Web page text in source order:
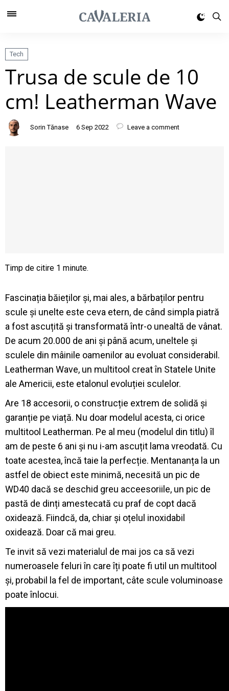
Tech
Trusa de scule de 10
cm! Leatherman Wave
Sorin Tănase 6 Sep 2022 Leave a comment
Fascinația băieților și, mai ales, a bărbaților pentru
scule și unelte este ceva etern, de când simpla piatră
a fost ascuțită și transformată într-o unealtă de vânat.
De acum 20.000 de ani și până acum, uneltele și
sculele din mâinile oamenilor au evoluat considerabil.
Leatherman Wave, un multitool creat în Statele Unite
ale Americii, este etalonul evoluției sculelor.
Are 18 accesorii, o construcție extrem de solidă și
garanție pe viață. Nu doar modelul acesta, ci orice
multitool Leatherman. Pe al meu (modelul din titlu) îl
am de peste 6 ani și nu i-am ascuțit lama vreodată. Cu
toate acestea, încă taie la perfecție. Mentananța la un
astfel de obiect este minimă, necesită un pic de
WD40 dacă se deschid greu acceesoriile, un pic de
pastă de dinți amestecată cu praf de copt dacă
oxidează. Fiindcă, da, chiar și oțelul inoxidabil
oxidează. Doar că mai greu.
Te invit să vezi materialul de mai jos ca să vezi
numeroasele feluri în care îți poate fi util un multitool
și, probabil la fel de important, câte scule voluminoase
poate înlocui.